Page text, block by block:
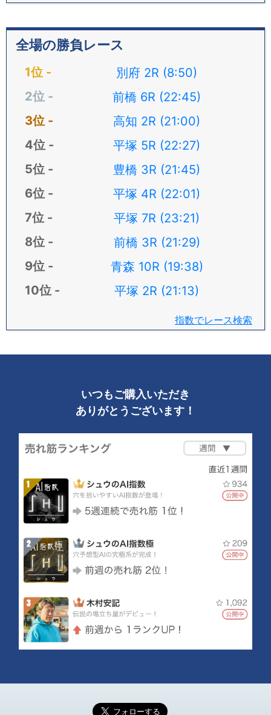
全場の勝負レース
別府 2R (8:50)
前橋 6R (22:45)
高知 2R (21:00)
平塚 5R (22:27)
豊橋 3R (21:45)
平塚 4R (22:01)
平塚 7R (23:21)
前橋 3R (21:29)
青森 10R (19:38)
平塚 2R (21:13)
指数でレース検索
いつもご購入いただき
ありがとうございます！